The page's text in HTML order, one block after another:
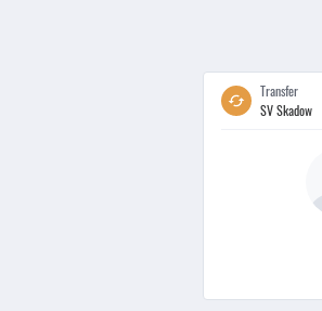
Transfer
SV Skadow